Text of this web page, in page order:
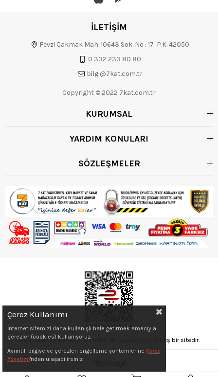
İLETİŞİM
Fevzi Çakmak Mah. 10643 Sok. No : 17 P.K. 42050
0 332 233 80 80
bilgi@7kat.com.tr
Copyright © 2022 7kat.com.tr
KURUMSAL
YARDIM KONULARI
SÖZLEŞMELER
Elektronik Ticaret Bilgi Sistemin'de kaydı doğrulanmış bir sitedir.
Çerez Kullanımı
İnternet sitemizi daha kullanışlı hale getirmek amacıyla
çerezler (cookies) kullanıyoruz.
Ayrıntılı bilgiye ve çerezleri engelleme yöntemlerine Çerez
Yönetimi'ndan ulaşabilirsiniz